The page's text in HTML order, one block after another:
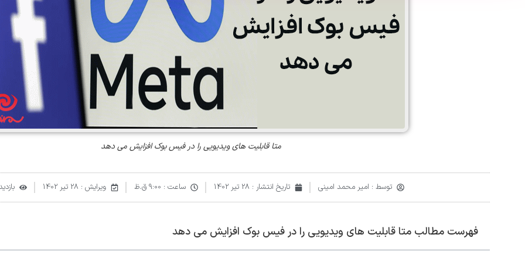
متا قابلیت های ویدیویی را در فیس بوک افزایش می دهد
توسط : امیر محمد امینی تاریخ انتشار : 28 تیر 1402 ساعت : 9:00 ق.ظ ویرایش : 28 تیر 1402
فهرست مطالب متا قابلیت های ویدیویی را در فیس بوک افزایش می دهد